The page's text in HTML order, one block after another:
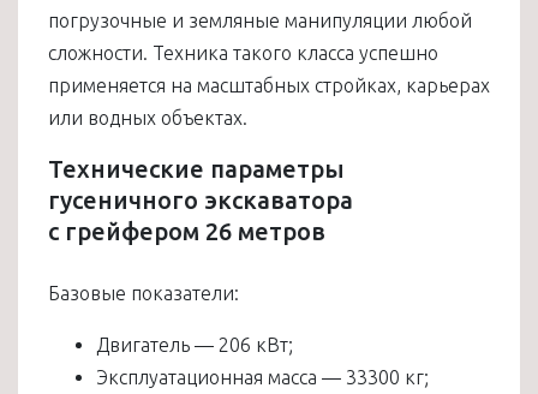
погрузочные и земляные манипуляции любой
сложности. Техника такого класса успешно
применяется на масштабных стройках, карьерах
или водных объектах.
Технические параметры
гусеничного экскаватора
с грейфером 26 метров
Базовые показатели:
Двигатель — 206 кВт;
Эксплуатационная масса — 33300 кг;